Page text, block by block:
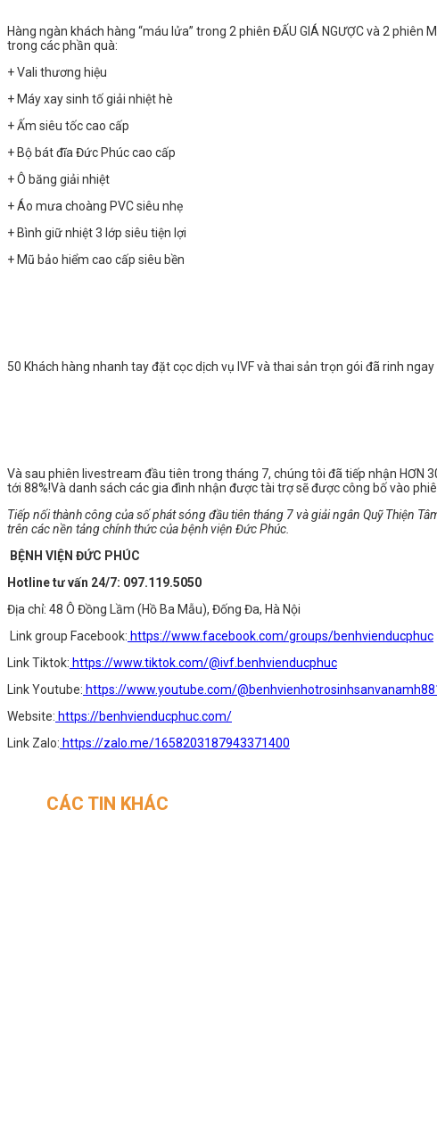
Hàng ngàn khách hàng “máu lửa” trong 2 phiên ĐẤU GIÁ NGƯỢC và 2
trong các phần quà:
+ Vali thương hiệu
+ Máy xay sinh tố giải nhiệt hè
+ Ấm siêu tốc cao cấp
+ Bộ bát đĩa Đức Phúc cao cấp
+ Ô băng giải nhiệt
+ Áo mưa choàng PVC siêu nhẹ
+ Bình giữ nhiệt 3 lớp siêu tiện lợi
+ Mũ bảo hiểm cao cấp siêu bền
50 Khách hàng nhanh tay đặt cọc dịch vụ IVF và thai sản trọn gói đã rinh
Và sau phiên livestream đầu tiên trong tháng 7, chúng tôi đã tiếp nhận HƠN
tới 88%!Và danh sách các gia đình nhận được tài trợ sẽ được công bố vào
Tiếp nối thành công của số phát sóng đầu tiên tháng 7 và giải ngân Quỹ Thiện
trên các nền tảng chính thức của bệnh viện Đức Phúc.
BỆNH VIỆN ĐỨC PHÚC
Hotline tư vấn 24/7: 097.119.5050
Địa chỉ: 48 Ô Đồng Lầm (Hồ Ba Mẫu), Đống Đa, Hà Nội
️ Link group Facebook: https://www.facebook.com/groups/benhvienducphuc
Link Tiktok: https://www.tiktok.com/@ivf.benhvienducphuc
Link Youtube: https://www.youtube.com/
Website: https://benhvienducphuc.com/
Link Zalo: https://zalo.me/1658203187943371400
CÁC TIN KHÁC